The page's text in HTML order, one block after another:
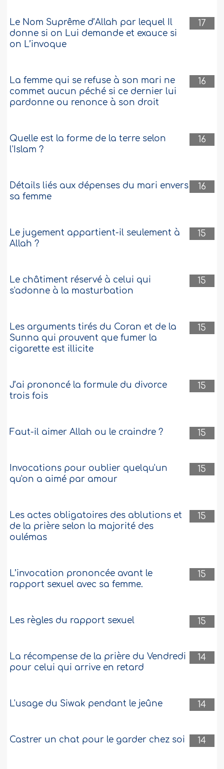
17
Le Nom Suprême d’Allah par lequel Il
donne si on Lui demande et exauce si
on L’invoque
16
La femme qui se refuse à son mari ne
commet aucun péché si ce dernier lui
pardonne ou renonce à son droit
16
Quelle est la forme de la terre selon
l'Islam ?
16
Détails liés aux dépenses du mari envers
sa femme
15
Le jugement appartient-il seulement à
Allah ?
15
Le châtiment réservé à celui qui
s'adonne à la masturbation
15
Les arguments tirés du Coran et de la
Sunna qui prouvent que fumer la
cigarette est illicite
15
J’ai prononcé la formule du divorce
trois fois
15
Faut-il aimer Allah ou le craindre ?
15
Invocations pour oublier quelqu'un
qu'on a aimé par amour
15
Les actes obligatoires des ablutions et
de la prière selon la majorité des
oulémas
15
L’invocation prononcée avant le
rapport sexuel avec sa femme.
15
Les règles du rapport sexuel
14
La récompense de la prière du Vendredi
pour celui qui arrive en retard
14
L'usage du Siwak pendant le jeûne
14
Castrer un chat pour le garder chez soi